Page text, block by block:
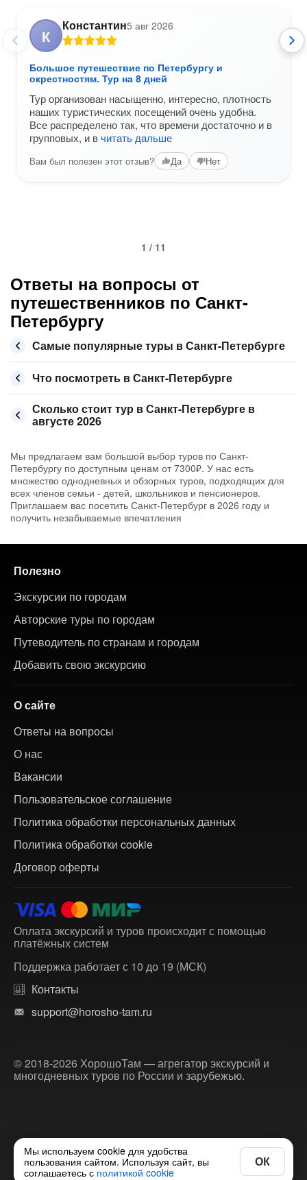
К
Константин5 авг 2026
Большое путешествие по Петербургу и
окрестностям. Тур на 8 дней
Тур организован насыщенно, интересно, плотность
наших туристических посещений очень удобна.
Все распределено так, что времени достаточно и в
групповых, и вчитать дальше
Вам был полезен этот отзыв? Да Нет
1 / 11
Ответы на вопросы от
путешественников по Санкт-
Петербургу
Самые популярные туры в Санкт-Петербурге
Что посмотреть в Санкт-Петербурге
Сколько стоит тур в Санкт-Петербурге в
августе 2026
Мы предлагаем вам большой выбор туров по Санкт-
Петербургу по доступным ценам от 7300₽. У нас есть
множество однодневных и обзорных туров, подходящих для
всех членов семьи - детей, школьников и пенсионеров.
Приглашаем вас посетить Санкт-Петербург в 2026 году и
получить незабываемые впечатления
Полезно
Экскурсии по городам
Авторские туры по городам
Путеводитель по странам и городам
Добавить свою экскурсию
О сайте
Ответы на вопросы
О нас
Вакансии
Пользовательское соглашение
Политика обработки персональных данных
Политика обработки cookie
Договор оферты
Оплата экскурсий и туров происходит с помощью
платёжных систем
Поддержка работает с 10 до 19 (МСК)
Контакты
support@horosho-tam.ru
© 2018-2026 ХорошоТам — агрегатор экскурсий и
многодневных туров по России и зарубежью.
Мы используем cookie для удобства
пользования сайтом. Используя сайт, вы
соглашаетесь с политикой cookie
ОК